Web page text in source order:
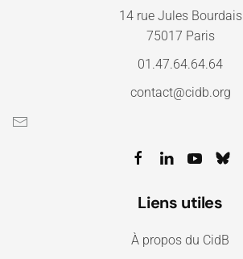
14 rue Jules Bourdais
75017 Paris
01.47.64.64.64
contact@cidb.org
Liens utiles
À propos du CidB